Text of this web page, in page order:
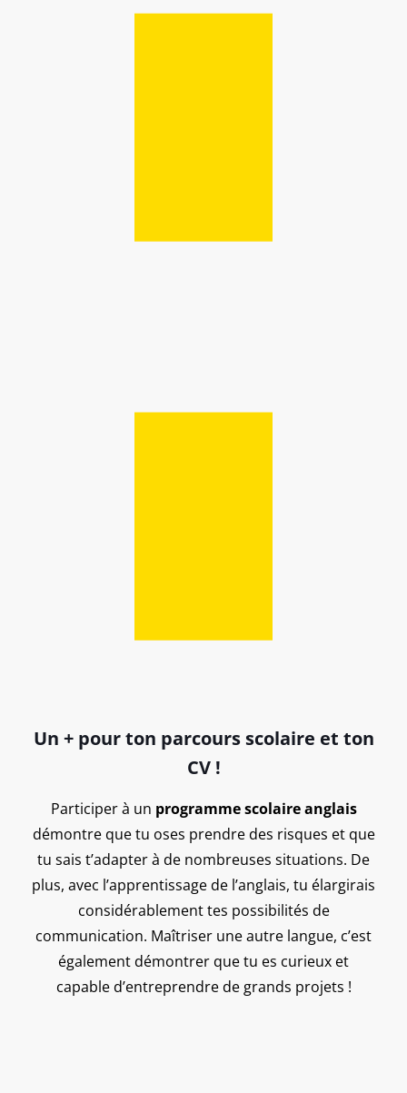
Un + pour ton parcours scolaire et ton
CV !
Participer à un programme scolaire anglais
démontre que tu oses prendre des risques et que
tu sais t’adapter à de nombreuses situations. De
plus, avec l’apprentissage de l’anglais, tu élargirais
considérablement tes possibilités de
communication. Maîtriser une autre langue, c’est
également démontrer que tu es curieux et
capable d’entreprendre de grands projets !